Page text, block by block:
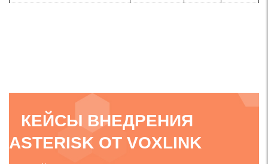
КЕЙСЫ ВНЕДРЕНИЯ
ASTERISK ОТ VOXLINK